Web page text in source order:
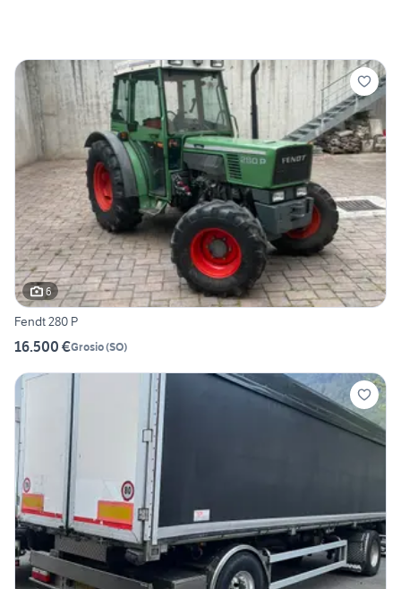
6
Fendt 280 P
16.500 €Grosio(SO)